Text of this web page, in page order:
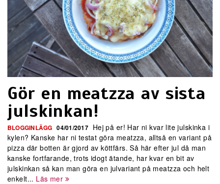
Gör en meatzza av sista
julskinkan!
BLOGGINLÄGG 04/01/2017Hej på er! Har ni kvar lite julskinka i
kylen? Kanske har ni testat göra meatzza, alltså en variant på
pizza där botten är gjord av köttfärs. Så här efter jul då man
kanske fortfarande, trots idogt ätande, har kvar en bit av
julskinkan så kan man göra en julvariant på meatzza och helt
enkelt... Läs mer